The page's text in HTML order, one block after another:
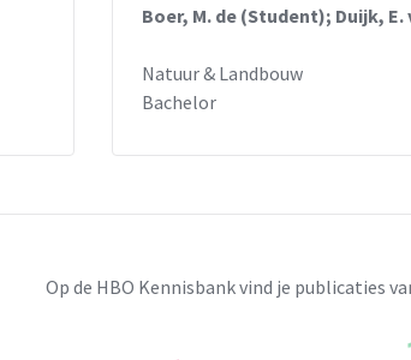
Boer, M. de (Student); Duijk, E.
Natuur & Landbouw
Bachelor
Op de HBO Kennisbank vind je publicaties